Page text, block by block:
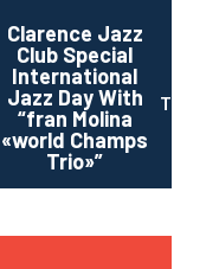
Clarence Jazz
Club Special
International
Jazz Day With
“fran Molina
«world Champs
Trio»”